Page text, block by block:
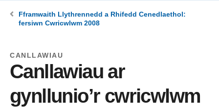
Fframwaith Llythrennedd a Rhifedd Cenedlaethol:
fersiwn Cwricwlwm 2008
CANLLAWIAU
Canllawiau ar
gynllunio’r cwricwlwm